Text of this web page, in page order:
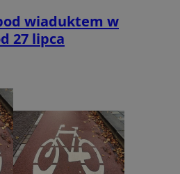
wiaduktem w
27 lipca